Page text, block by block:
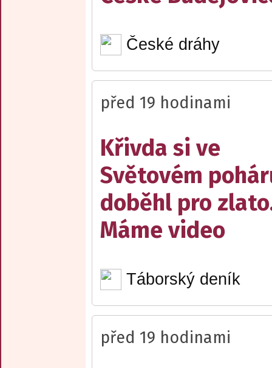
České dráhy
před 19 hodinami
Křivda si ve
Světovém
doběhl pro
Máme video
Táborský deník
před 19 hodinami